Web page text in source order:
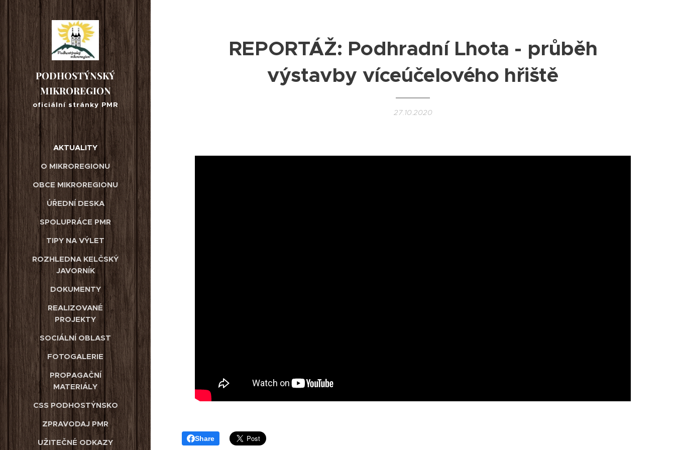
PODHOSTÝNSKÝ
MIKROREGION
oficiální stránky PMR
AKTUALITY
O MIKROREGIONU
OBCE MIKROREGIONU
ÚŘEDNÍ DESKA
SPOLUPRÁCE PMR
TIPY NA VÝLET
ROZHLEDNA KELČSKÝ
JAVORNÍK
DOKUMENTY
REALIZOVANÉ
PROJEKTY
SOCIÁLNÍ OBLAST
FOTOGALERIE
PROPAGAČNÍ
MATERIÁLY
CSS PODHOSTÝNSKO
ZPRAVODAJ PMR
UŽITEČNÉ ODKAZY
REPORTÁŽ: Podhradní Lhota - průběh
výstavby víceúčelového hřiště
27.10.2020
Share